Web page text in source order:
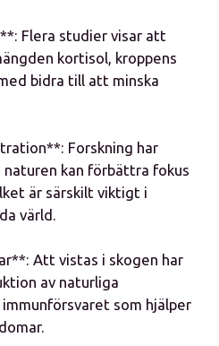
Flera studier visar att
kortisol, kroppens
bidra till att minska
Forskning har
kan förbättra fokus
är särskilt viktigt i
värld.
Att vistas i skogen har
av naturliga
som hjälper